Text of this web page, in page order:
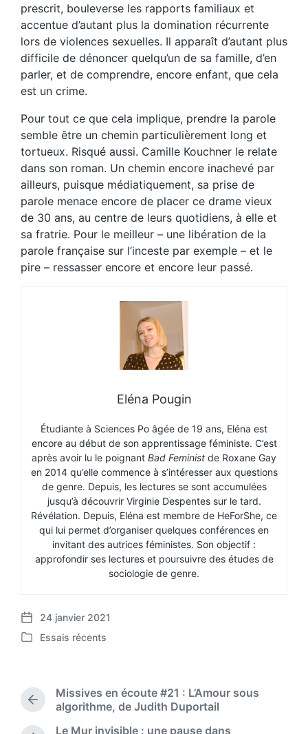
prescrit, bouleverse les rapports familiaux et
accentue d’autant plus la domination récurrente
lors de violences sexuelles. Il apparaît d’autant plus
difficile de dénoncer quelqu’un de sa famille, d’en
parler, et de comprendre, encore enfant, que cela
est un crime.
Pour tout ce que cela implique, prendre la parole
semble être un chemin particulièrement long et
tortueux. Risqué aussi. Camille Kouchner le relate
dans son roman. Un chemin encore inachevé par
ailleurs, puisque médiatiquement, sa prise de
parole menace encore de placer ce drame vieux
de 30 ans, au centre de leurs quotidiens, à elle et
sa fratrie. Pour le meilleur – une libération de la
parole française sur l’inceste par exemple – et le
pire – ressasser encore et encore leur passé.
Eléna Pougin
Étudiante à Sciences Po âgée de 19 ans, Eléna est
encore au début de son apprentissage féministe. C’est
après avoir lu le poignant Bad Feminist de Roxane Gay
en 2014 qu’elle commence à s’intéresser aux questions
de genre. Depuis, les lectures se sont accumulées
jusqu’à découvrir Virginie Despentes sur le tard.
Révélation. Depuis, Eléna est membre de HeForShe, ce
qui lui permet d’organiser quelques conférences en
invitant des autrices féministes. Son objectif :
approfondir ses lectures et poursuivre des études de
sociologie de genre.
P
o
a
24 janvier 2021
P
e
Essais récents
P
Missives en écoute #21 : L’Amour sous
algorithme, de Judith Duportail
Le Mur invisible : une pause dans